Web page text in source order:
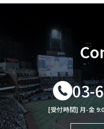
03-
[受付時間] 月-金